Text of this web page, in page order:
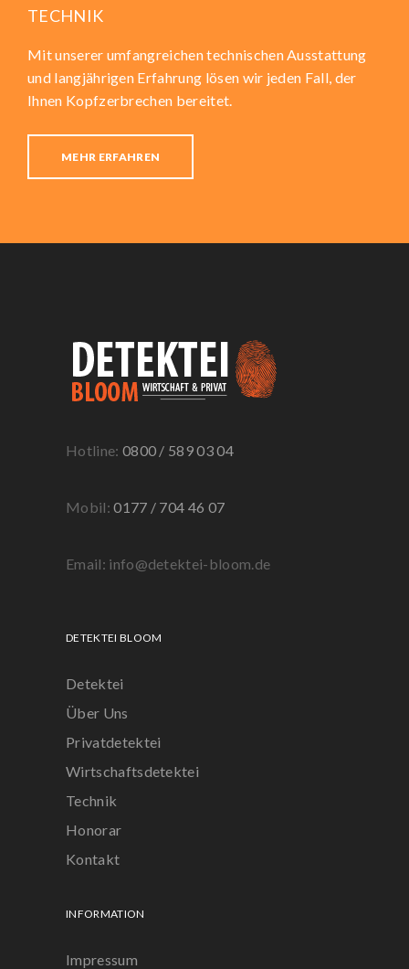
TECHNIK
Mit unserer umfangreichen technischen Ausstattung
und langjährigen Erfahrung lösen wir jeden Fall, der
Ihnen Kopfzerbrechen bereitet.
MEHR ERFAHREN
Hotline: 0800 / 589 03 04
Mobil:0177 / 704 46 07
Email: info@detektei-bloom.de
DETEKTEI BLOOM
Detektei
Über Uns
Privatdetektei
Wirtschaftsdetektei
Technik
Honorar
Kontakt
INFORMATION
Impressum